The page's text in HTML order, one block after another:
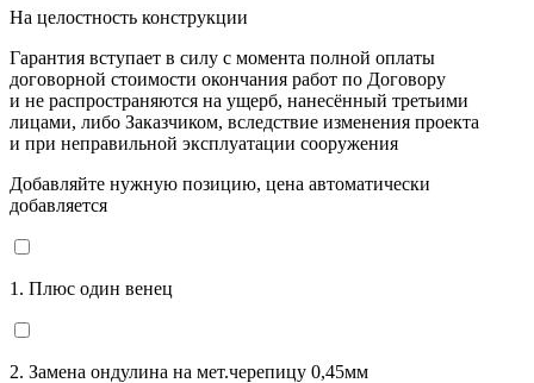
На целостность конструкции
Гарантия вступает в силу с момента полной оплаты
договорной стоимости окончания работ по Договору
и не распространяются на ущерб, нанесённый третьими
лицами, либо Заказчиком, вследствие изменения проекта
и при неправильной эксплуатации сооружения
Добавляйте нужную позицию, цена автоматически
добавляется
1. Плюс один венец
2. Замена ондулина на мет.черепицу 0,45мм